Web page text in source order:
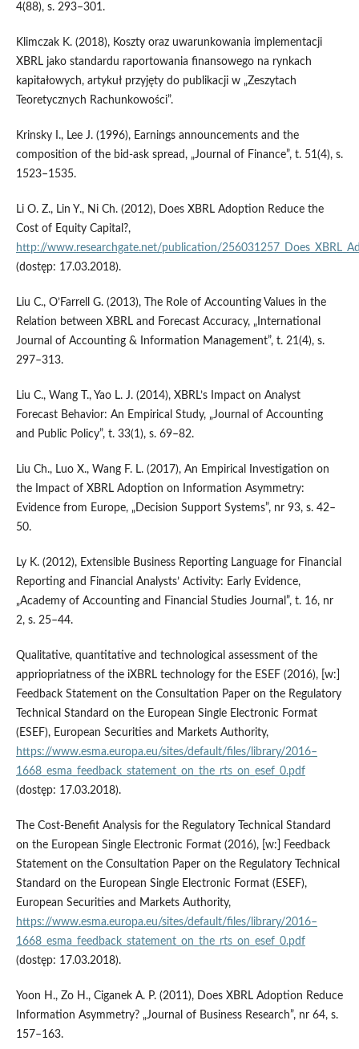
4(88), s. 293–301.
Klimczak K. (2018), Koszty oraz uwarunkowania implementacji
XBRL jako standardu raportowania finansowego na rynkach
kapitałowych, artykuł przyjęty do publikacji w „Zeszytach
Teoretycznych Rachunkowości”.
Krinsky I., Lee J. (1996), Earnings announcements and the
composition of the bid‑ask spread, „Journal of Finance”, t. 51(4), s.
1523–1535.
Li O. Z., Lin Y., Ni Ch. (2012), Does XBRL Adoption Reduce the
Cost of Equity Capital?,
http://www.researchgate.net/publication/
(dostęp: 17.03.2018).
Liu C., O’Farrell G. (2013), The Role of Accounting Values in the
Relation between XBRL and Forecast Accuracy, „International
Journal of Accounting & Information Management”, t. 21(4), s.
297–313.
Liu C., Wang T., Yao L. J. (2014), XBRL’s Impact on Analyst
Forecast Behavior: An Empirical Study, „Journal of Accounting
and Public Policy”, t. 33(1), s. 69–82.
Liu Ch., Luo X., Wang F. L. (2017), An Empirical Investigation on
the Impact of XBRL Adoption on Information Asymmetry:
Evidence from Europe, „Decision Support Systems”, nr 93, s. 42–
50.
Ly K. (2012), Extensible Business Reporting Language for Financial
Reporting and Financial Analysts’ Activity: Early Evidence,
„Academy of Accounting and Financial Studies Journal”, t. 16, nr
2, s. 25–44.
Qualitative, quantitative and technological assessment of the
appriopriatness of the iXBRL technology for the ESEF (2016), [w:]
Feedback Statement on the Consultation Paper on the Regulatory
Technical Standard on the European Single Electronic Format
(ESEF), European Securities and Markets Authority,
https://www.esma.europa.eu/sites/default/files/library/2016–
1668_esma_feedback_statement_on_the_rts_on_esef_0.pdf
(dostęp: 17.03.2018).
The Cost‑Benefit Analysis for the Regulatory Technical Standard
on the European Single Electronic Format (2016), [w:] Feedback
Statement on the Consultation Paper on the Regulatory Technical
Standard on the European Single Electronic Format (ESEF),
European Securities and Markets Authority,
https://www.esma.europa.eu/sites/default/files/library/2016–
1668_esma_feedback_statement_on_the_rts_on_esef_0.pdf
(dostęp: 17.03.2018).
Yoon H., Zo H., Ciganek A. P. (2011), Does XBRL Adoption Reduce
Information Asymmetry? „Journal of Business Research”, nr 64, s.
157–163.